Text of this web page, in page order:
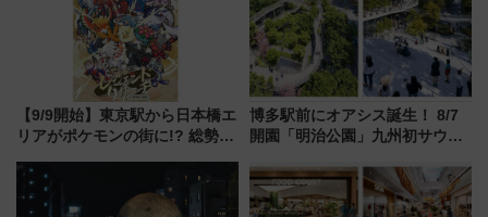
活躍するための仕組みも
【9/9開始】東京駅から日本橋エ
リアがポケモンの街に!? 総勢
リサーチ」本格謎解き・グッズ
情報まとめ
博多駅前にオアシス誕生！ 8/7
開園「明治公園」九州初サウナ
品グルメ登場で駅前の過ごし方
はどう変わる？